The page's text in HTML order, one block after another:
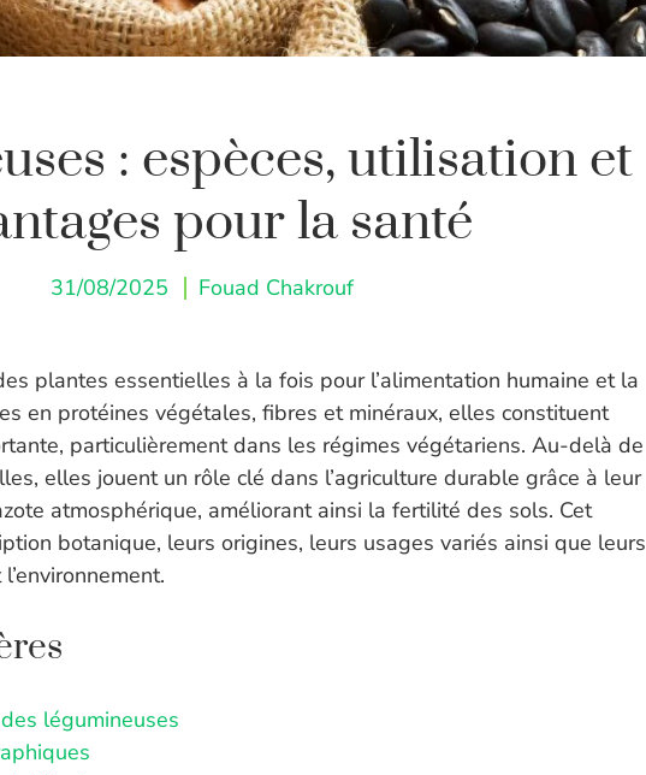
: espèces, utilisation et
pour la santé
31/08/2025 Fouad Chakrouf
plantes essentielles à la fois pour l’alimentation humaine et la
en protéines végétales, fibres et minéraux, elles constituent
particulièrement dans les régimes végétariens. Au-delà de
elles jouent un rôle clé dans l’agriculture durable grâce à leur
atmosphérique, améliorant ainsi la fertilité des sols. Cet
botanique, leurs origines, leurs usages variés ainsi que leurs
légumineuses